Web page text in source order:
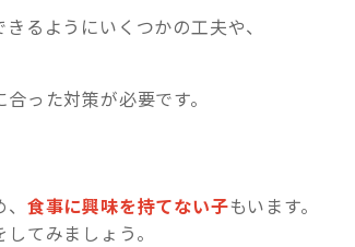
るようにいくつかの工夫や、
った対策が必要です。
食事に興味を持てない子もいます。
てみましょう。